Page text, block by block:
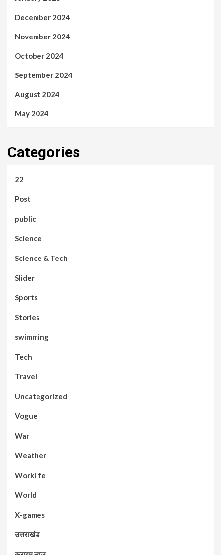
December 2024
November 2024
October 2024
September 2024
August 2024
May 2024
Categories
22
Post
public
Science
Science & Tech
Slider
Sports
Stories
swimming
Tech
Travel
Uncategorized
Vogue
War
Weather
Worklife
World
X-games
उत्तराखंड